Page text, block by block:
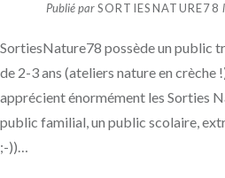
Publié parSORTIESNATURE78
SortiesNature78 possède un public
de 2-3 ans (ateliers nature en crèche
apprécient énormément les Sorties
public familial, un public scolaire,
;-))…